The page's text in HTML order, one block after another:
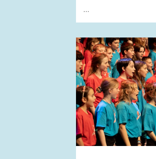
…
Image